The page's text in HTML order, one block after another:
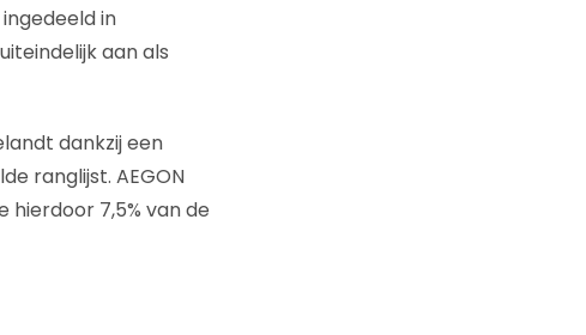
in
aan als
dankzij een
ranglijst. AEGON
7,5% van de